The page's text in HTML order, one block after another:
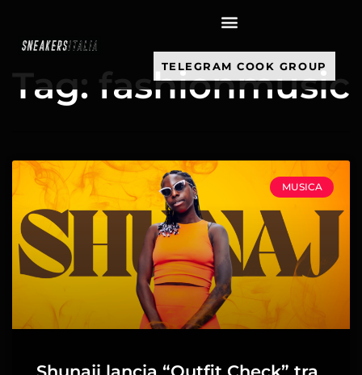
TELEGRAM COOK GROUP
Tag: fashionmusic
MUSICA